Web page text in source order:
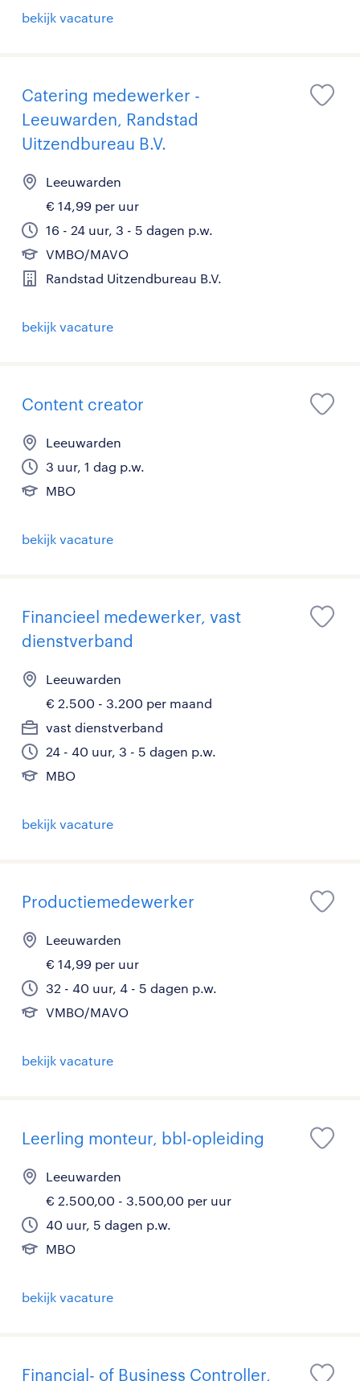
bekijk vacature
Catering medewerker -
Leeuwarden, Randstad
Uitzendbureau B.V.
Leeuwarden
€ 14,99 per uur
16 - 24 uur, 3 - 5 dagen p.w.
VMBO/MAVO
Randstad Uitzendbureau B.V.
bekijk vacature
Content creator
Leeuwarden
3 uur, 1 dag p.w.
MBO
bekijk vacature
Financieel medewerker, vast
dienstverband
Leeuwarden
€ 2.500 - 3.200 per maand
vast dienstverband
24 - 40 uur, 3 - 5 dagen p.w.
MBO
bekijk vacature
Productiemedewerker
Leeuwarden
€ 14,99 per uur
32 - 40 uur, 4 - 5 dagen p.w.
VMBO/MAVO
bekijk vacature
Leerling monteur, bbl-opleiding
Leeuwarden
€ 2.500,00 - 3.500,00 per uur
40 uur, 5 dagen p.w.
MBO
bekijk vacature
Financial- of Business Controller,